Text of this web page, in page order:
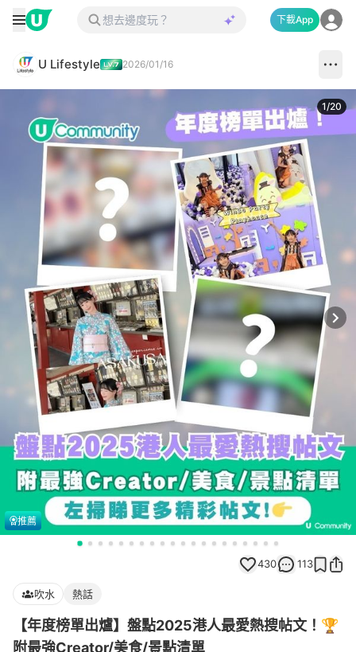
下載App
U Lifestyle 2026/01/16
推薦
1/20
430 113
吹水 熱話
【年度榜單出爐】盤點2025港人最愛熱搜帖文！🏆
附最強Creator/美食/景點清單